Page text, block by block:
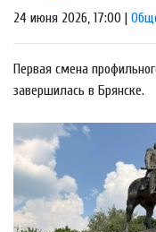
24 июня 2026, 17:00 |
Первая смена
завершилась в Брянске.